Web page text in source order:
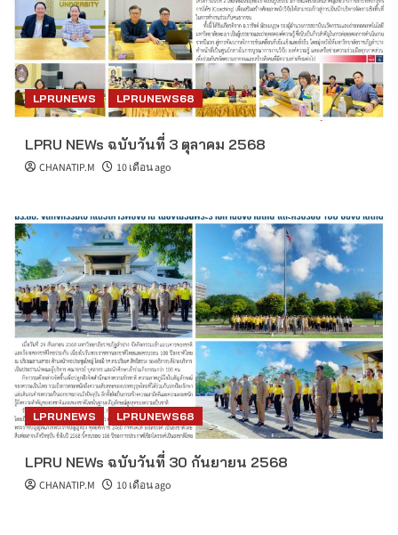
LPRUNEWS LPRUNEWS68
LPRU NEWs ฉบับวันที่ 3 ตุลาคม 2568
CHANATIP.M 10 เดือน ago
LPRUNEWS LPRUNEWS68
LPRU NEWs ฉบับวันที่ 30 กันยายน 2568
CHANATIP.M 10 เดือน ago